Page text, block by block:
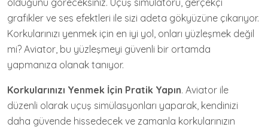
olduğunu göreceksiniz. Uçuş simülatörü, gerçekçi
grafikler ve ses efektleri ile sizi adeta gökyüzüne çıkarıyor.
Korkularınızı yenmek için en iyi yol, onları yüzleşmek değil
mi? Aviator, bu yüzleşmeyi güvenli bir ortamda
yapmanıza olanak tanıyor.
Korkularınızı Yenmek İçin Pratik Yapın. Aviator ile
düzenli olarak uçuş simülasyonları yaparak, kendinizi
daha güvende hissedecek ve zamanla korkularınızın